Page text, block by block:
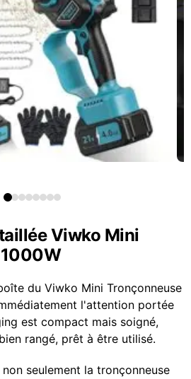
Viwko Mini
du Viwko Mini Tronçonneuse
l'attention portée
est compact mais soigné,
rangé, prêt à être utilisé.
seulement la tronçonneuse